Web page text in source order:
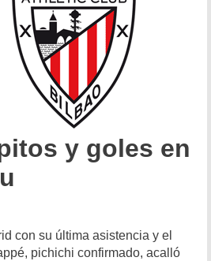
y goles en
con su última asistencia y el
pichichi confirmado, acalló